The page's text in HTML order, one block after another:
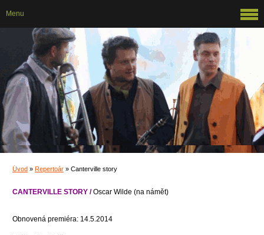
Úvod » Repertoár » Canterville story
CANTERVILLE STORY /Oscar Wilde (na námět)
Obnovená premiéra: 14.5.2014
Menu